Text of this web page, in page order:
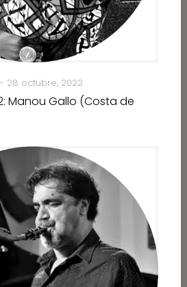
28 octubre, 2022
Manou Gallo (Costa de